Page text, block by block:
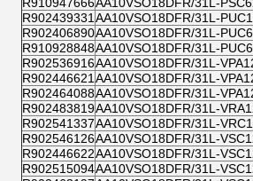
R902439331 AA10VSO18DFR/31L-
R902406890AA10VSO18DFR/31L-
R910928848AA10VSO18DFR/31L-
R902536916AA10VSO18DFR/31L-
R902446621 AA10VSO18DFR/31L-
R902464088AA10VSO18DFR/31L-
R902483819AA10VSO18DFR/31L-
R902541337AA10VSO18DFR/31L-
R902546126AA10VSO18DFR/31L-
R902446622AA10VSO18DFR/31L-
R902515094AA10VSO18DFR/31L-